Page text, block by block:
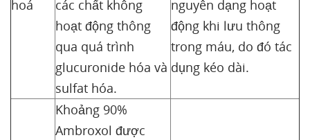
hoá
các chất không
hoạt động thông
qua quá trình
glucuronide hóa và
sulfat hóa.
nguyên dạng hoạt
động khi lưu thông
trong máu, do đó tác
dụng kéo dài.
Khoảng 90%
Ambroxol được